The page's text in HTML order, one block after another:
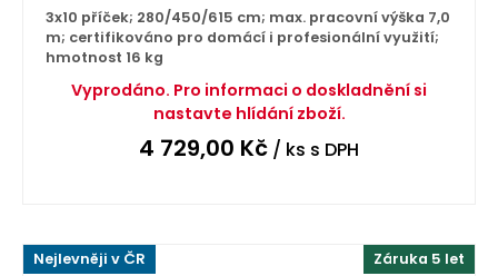
3x10 příček; 280/450/615 cm; max. pracovní výška 7,0
m; certifikováno pro domácí i profesionální využití;
hmotnost 16 kg
Vyprodáno. Pro informaci o doskladnění si
nastavte hlídání zboží.
4 729,00 Kč / ks s DPH
Záruka 5 let
Nejlevněji v ČR